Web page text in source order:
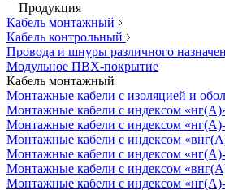
Продукция
Кабель монтажный
Кабель контрольный
Провода и шнуры различного
Модульное ПВХ-покрытие
Кабель монтажный
Монтажные кабели с изоляцией и
Монтажные кабели с индексом
Монтажные кабели с индексом
Монтажные кабели с индексом
Монтажные кабели с индексом
Монтажные кабели с индексом
Монтажные кабели с индексом